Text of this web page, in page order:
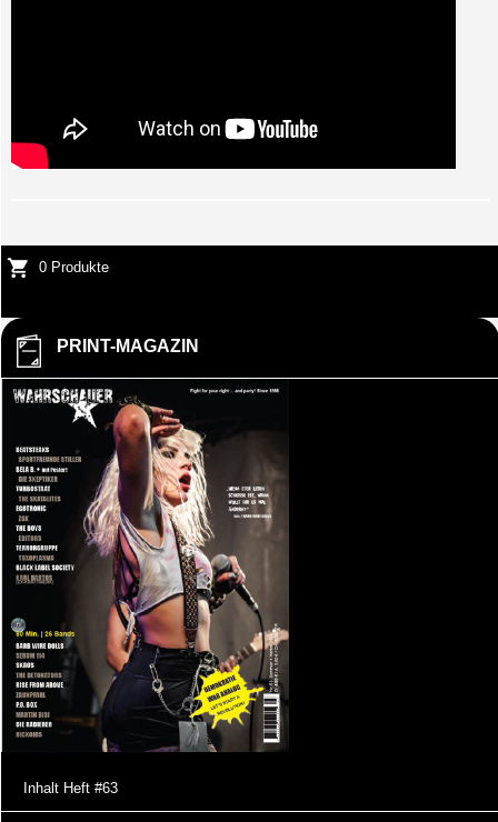
0 Produkte
PRINT-MAGAZIN
Inhalt Heft #63